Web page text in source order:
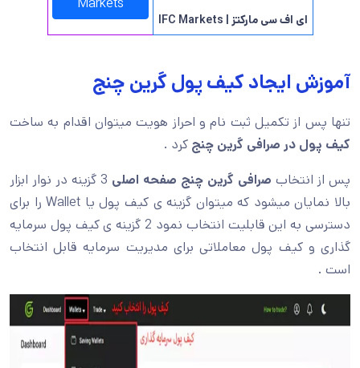
ای اف سی مارکتز | IFC Markets
آموزش ایجاد کیف پول گرین چنج
تنها پس از تکمیل ثبت نام و احراز هویت میتوان اقدام به ساخت
کیف پول در صرافی گرین چنج کرد .
پس از انتخاب صرافی گرین چنج صفحه اصلی
3 گزینه در نوار ابزار
بالا نمایان میشود که میتوان گزینه ی کیف پول یا Wallet را برای
دسترسی به این قابلیت انتخاب نمود 2 گزینه ی کیف پول سرمایه
گذاری و کیف پول معاملاتی برای مدیریت سرمایه قابل انتخاب
است .